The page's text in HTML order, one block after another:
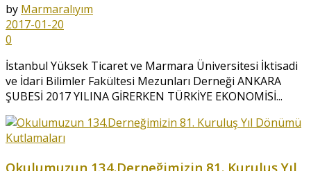
by Marmaralıyım
2017-01-20
0
İstanbul Yüksek Ticaret ve Marmara Üniversitesi İktisadi
ve İdari Bilimler Fakültesi Mezunları Derneği ANKARA
ŞUBESİ 2017 YILINA GİRERKEN TÜRKİYE EKONOMİSİ...
Okulumuzun 134.Derneğimizin 81. Kuruluş Yıl